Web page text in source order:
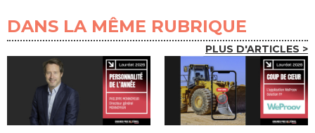
DANS LA MÊME RUBRIQUE
PLUS D'ARTICLES >